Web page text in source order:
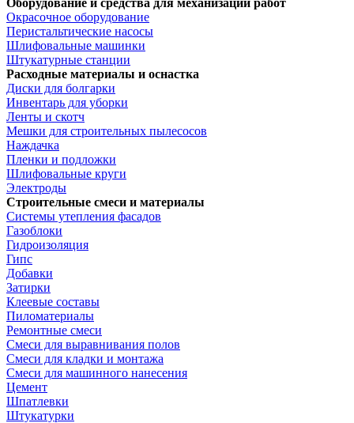
Оборудование и средства для механизации работ
Окрасочное оборудование
Перистальтические насосы
Шлифовальные машинки
Штукатурные станции
Расходные материалы и оснастка
Диски для болгарки
Инвентарь для уборки
Ленты и скотч
Мешки для строительных пылесосов
Наждачка
Пленки и подложки
Шлифовальные круги
Электроды
Строительные смеси и материалы
Системы утепления фасадов
Газоблоки
Гидроизоляция
Гипс
Добавки
Затирки
Клеевые составы
Пиломатериалы
Ремонтные смеси
Смеси для выравнивания полов
Смеси для кладки и монтажа
Смеси для машинного нанесения
Цемент
Шпатлевки
Штукатурки